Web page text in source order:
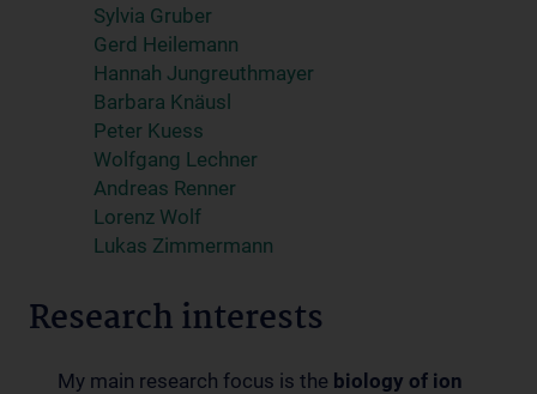
Sylvia Gruber
Gerd Heilemann
Hannah Jungreuthmayer
Barbara Knäusl
Peter Kuess
Wolfgang Lechner
Andreas Renner
Lorenz Wolf
Lukas Zimmermann
Research interests
My main research focus is the biology of ion